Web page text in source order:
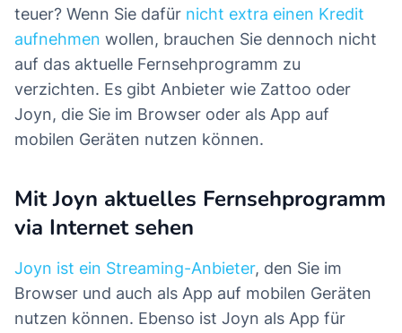
teuer? Wenn Sie dafür nicht extra einen Kredit
aufnehmen wollen, brauchen Sie dennoch nicht
auf das aktuelle Fernsehprogramm zu
verzichten. Es gibt Anbieter wie Zattoo oder
Joyn, die Sie im Browser oder als App auf
mobilen Geräten nutzen können.
Mit Joyn aktuelles Fernsehprogramm
via Internet sehen
Joyn ist ein Streaming-Anbieter, den Sie im
Browser und auch als App auf mobilen Geräten
nutzen können. Ebenso ist Joyn als App für